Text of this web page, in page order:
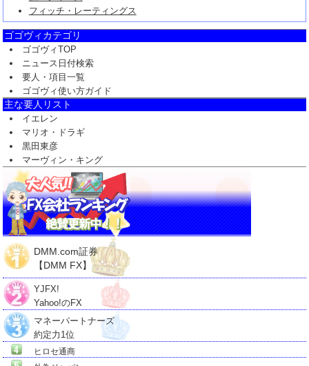
フィッチ・レーティングス
ゴゴヴィカテゴリ
ゴゴヴィTOP
ニュース日付検索
要人・項目一覧
ゴゴヴィ使い方ガイド
主な要人リスト
イエレン
マリオ・ドラギ
黒田東彦
マーヴィン・キング
DMM.com証券
【DMM FX】
YJFX!
Yahoo!のFX
マネーパートナーズ
約定力1位
ヒロセ通商